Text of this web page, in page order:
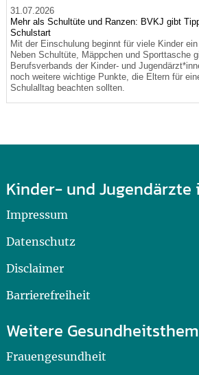
31.07.2026
Mehr als Schultüte und Ranzen: BVKJ gibt
Schulstart
Mit der Einschulung beginnt für viele Kinder
Neben Schultüte, Mäppchen und Sporttasche
Berufsverbands der Kinder- und
noch weitere wichtige Punkte, die Eltern für
Schulalltag beachten sollten.
Kinder- und Jugendärzte
Impressum
Datenschutz
Disclaimer
Barrierefreiheit
Weitere
Frauengesundheit